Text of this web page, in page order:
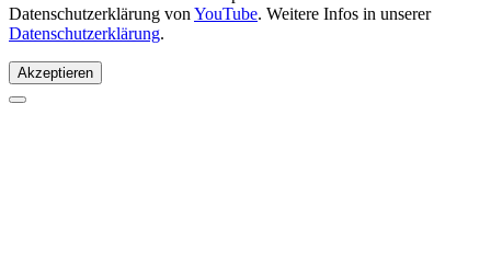
Datenschutzerklärung von YouTube. Weitere Infos in unserer
Datenschutzerklärung.
Akzeptieren